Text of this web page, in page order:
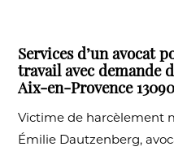
Services d’un avocat
travail avec demande
Aix-en-Provence
Victime de harcèlement
Émilie Dautzenberg,